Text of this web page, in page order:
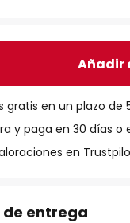
Añadir
gratis en un plazo de
y paga en 30 días o
en
entrega